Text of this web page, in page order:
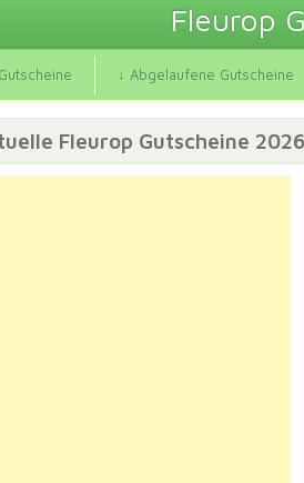
Fleurop
↓ Abgelaufene Gutscheine
Fleurop Gutscheine 2026